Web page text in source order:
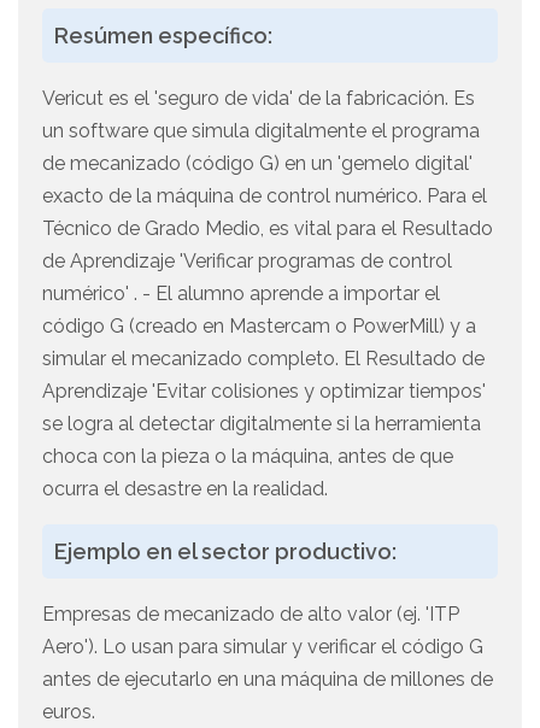
Resúmen específico:
Vericut es el 'seguro de vida' de la fabricación. Es
un software que simula digitalmente el programa
de mecanizado (código G) en un 'gemelo digital'
exacto de la máquina de control numérico. Para el
Técnico de Grado Medio, es vital para el Resultado
de Aprendizaje 'Verificar programas de control
numérico' . - El alumno aprende a importar el
código G (creado en Mastercam o PowerMill) y a
simular el mecanizado completo. El Resultado de
Aprendizaje 'Evitar colisiones y optimizar tiempos'
se logra al detectar digitalmente si la herramienta
choca con la pieza o la máquina, antes de que
ocurra el desastre en la realidad.
Ejemplo en el sector productivo:
Empresas de mecanizado de alto valor (ej. 'ITP
Aero'). Lo usan para simular y verificar el código G
antes de ejecutarlo en una máquina de millones de
euros.